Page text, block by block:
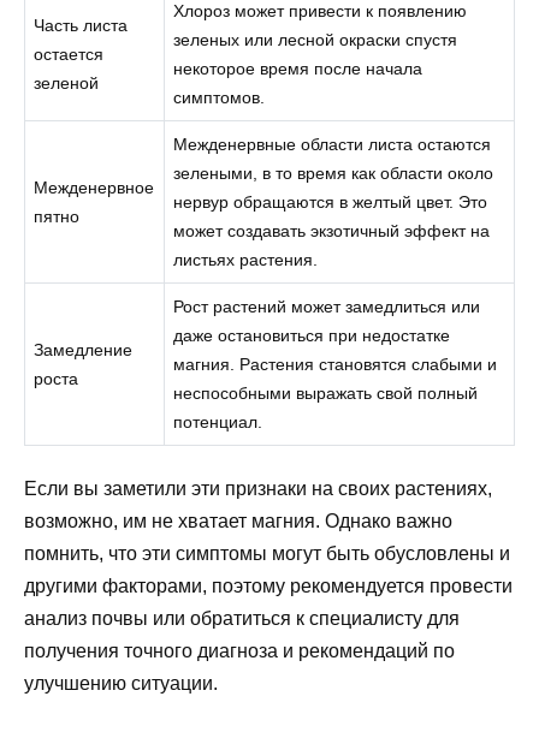
Часть листа
остается
зеленой
Хлороз может привести к появлению
зеленых или лесной окраски спустя
некоторое время после начала
симптомов.
Межденервное
пятно
Межденервные области листа остаются
зелеными, в то время как области около
нервур обращаются в желтый цвет. Это
может создавать экзотичный эффект на
листьях растения.
Замедление
роста
Рост растений может замедлиться или
даже остановиться при недостатке
магния. Растения становятся слабыми и
неспособными выражать свой полный
потенциал.
Если вы заметили эти признаки на своих растениях,
возможно, им не хватает магния. Однако важно
помнить, что эти симптомы могут быть обусловлены и
другими факторами, поэтому рекомендуется провести
анализ почвы или обратиться к специалисту для
получения точного диагноза и рекомендаций по
улучшению ситуации.